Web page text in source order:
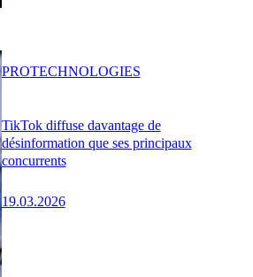
TikTok diffuse davantage de
désinformation que ses principaux
concurrents
19.03.2026
PROTECHNOLOGIES